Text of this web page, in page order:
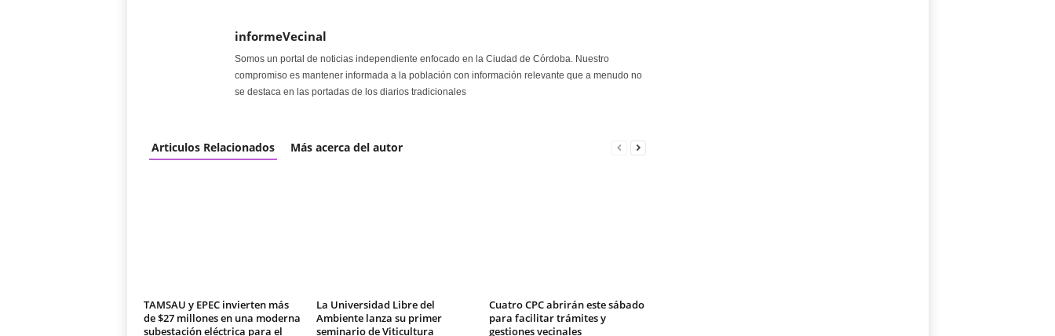
informeVecinal
Somos un portal de noticias independiente enfocado en la Ciudad de Córdoba. Nuestro
compromiso es mantener informada a la población con información relevante que a menudo no
se destaca en las portadas de los diarios tradicionales
Articulos Relacionados Más acerca del autor
TAMSAU y EPEC invierten más
de $27 millones en una moderna
subestación eléctrica para el
La Universidad Libre del
Ambiente lanza su primer
seminario de Viticultura
Cuatro CPC abrirán este sábado
para facilitar trámites y
gestiones vecinales